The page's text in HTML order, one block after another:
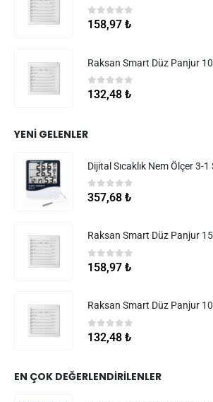
0 5 üzerinden
158,97 ₺
Raksan Smart Düz Panjur
05 üzerinden
132,48 ₺
YENI GELENLER
Dijital Sıcaklık Nem Ölçer 3-
05 üzerinden
357,68 ₺
Raksan Smart Düz Panjur
0 5 üzerinden
158,97 ₺
Raksan Smart Düz Panjur
05 üzerinden
132,48 ₺
EN ÇOK DEĞERLENDIRILENLER